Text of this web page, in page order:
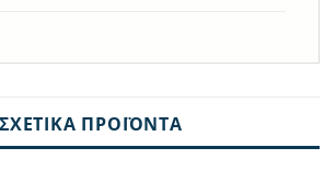
ΣΧΕΤΙΚΆ ΠΡΟΪΌΝΤΑ